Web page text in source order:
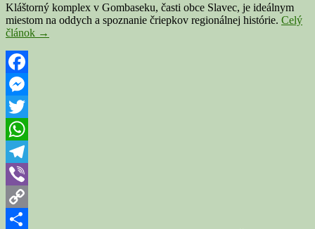
Kláštorný komplex v Gombaseku, časti obce Slavec, je ideálnym
miestom na oddych a spoznanie čriepkov regionálnej histórie. Celý
článok TIP
→
Facebook
Messenger
Twitter
WhatsApp
Telegram
Viber
Copy